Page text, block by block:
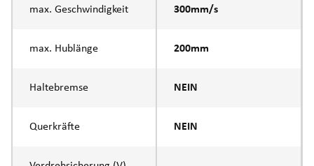
max. Geschwindigkeit 300mm/s
max. Hublänge 200mm
Haltebremse NEIN
Querkräfte NEIN